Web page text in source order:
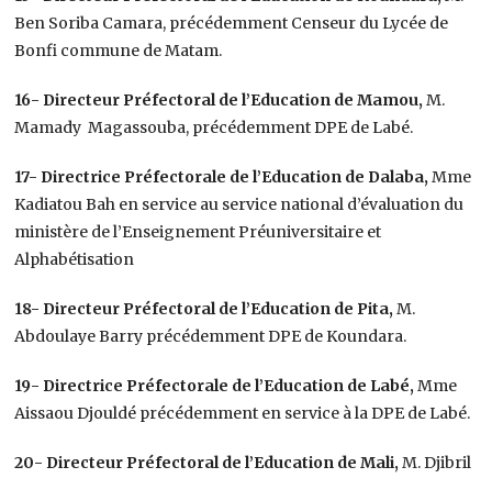
Ben Soriba Camara, précédemment Censeur du Lycée de
Bonfi commune de Matam.
16- Directeur Préfectoral de l’Education de Mamou, M.
Mamady Magassouba, précédemment DPE de Labé.
17- Directrice Préfectorale de l’Education de Dalaba, Mme
Kadiatou Bah en service au service national d’évaluation du
ministère de l’Enseignement Préuniversitaire et
Alphabétisation
18- Directeur Préfectoral de l’Education de Pita, M.
Abdoulaye Barry précédemment DPE de Koundara.
19- Directrice Préfectorale de l’Education de Labé, Mme
Aissaou Djouldé précédemment en service à la DPE de Labé.
20- Directeur Préfectoral de l’Education de Mali, M. Djibril